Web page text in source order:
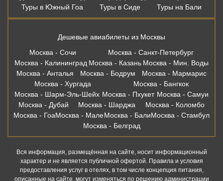
Туры в Южный Гоа
Туры в Сиде Туры на Бали
Дешевые авиабилеты из Москвы
Москва - Сочи
Москва - Санкт-Петербург
Москва - Калининград Москва - Казань Москва - Мин. Воды
Москва - Анталья
Москва - Бодрум
Москва - Мармарис
Москва - Хургада
Москва - Бангкок
Москва - Шарм-Эль-Шейх Москва - Пхукет Москва - Самуи
Москва - Дубай
Москва - Шарджа
Москва - Коломбо
Москва - ГоаМосква - МалеМосква - БалиМосква - Стамбул
Москва - Белград
Вся информация, размещённая на сайте, носит информационный
характер и не является публичной офертой. Правила и условия
предоставления услуг в отелях, в том числе концепция питания,
описанные на сайте, могут изменяться по решению администрации